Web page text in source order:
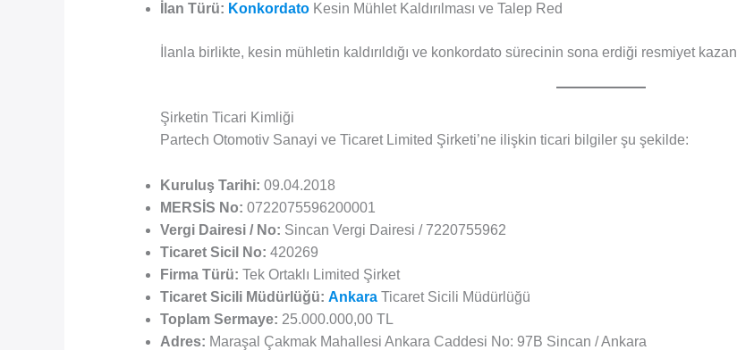
İlan Türü: Konkordato Kesin Mühlet Kaldırılması ve Talep Red
İlanla birlikte, kesin mühletin kaldırıldığı ve konkordato sürecinin sona erdiği resmiyet
Şirketin Ticari Kimliği
Partech Otomotiv Sanayi ve Ticaret Limited Şirketi’ne ilişkin ticari bilgiler şu şekilde:
Kuruluş Tarihi: 09.04.2018
MERSİS No: 0722075596200001
Vergi Dairesi / No: Sincan Vergi Dairesi / 7220755962
Ticaret Sicil No: 420269
Firma Türü: Tek Ortaklı Limited Şirket
Ticaret Sicili Müdürlüğü: Ankara Ticaret Sicili Müdürlüğü
Toplam Sermaye: 25.000.000,00 TL
Adres: Maraşal Çakmak Mahallesi Ankara Caddesi No: 97B Sincan / Ankara